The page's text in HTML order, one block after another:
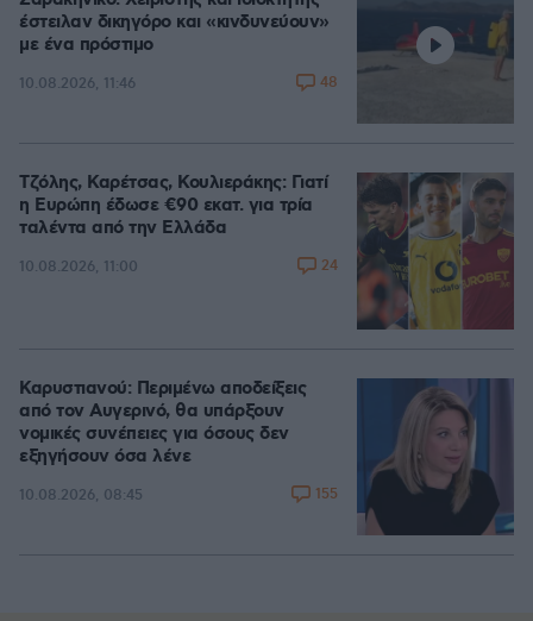
έστειλαν δικηγόρο και «κινδυνεύουν»
με ένα πρόστιμο
10.08.2026, 11:46 48
Τζόλης, Καρέτσας, Κουλιεράκης: Γιατί
η Ευρώπη έδωσε €90 εκατ. για τρία
ταλέντα από την Ελλάδα
10.08.2026, 11:00 24
Καρυστιανού: Περιμένω αποδείξεις
από τον Αυγερινό, θα υπάρξουν
νομικές συνέπειες για όσους δεν
εξηγήσουν όσα λένε
10.08.2026, 08:45 155